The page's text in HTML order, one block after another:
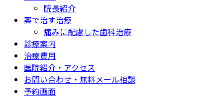
院長紹介
薬で治す治療
痛みに配慮した歯科治療
診療案内
治療費用
医院紹介・アクセス
お問い合わせ・無料メール相談
予約画面